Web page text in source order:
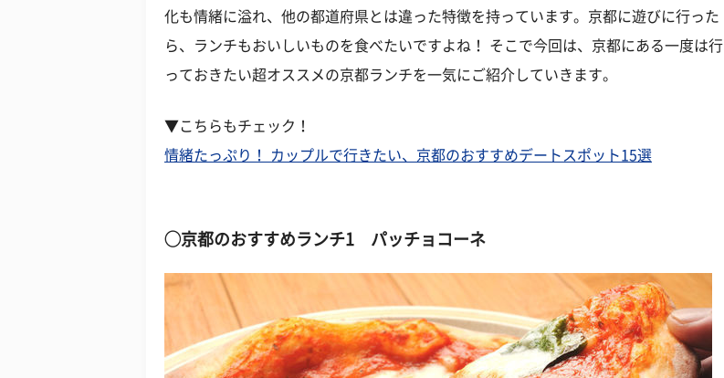
化も情緒に溢れ、他の都道府県とは違った特徴を持っています。京都に遊びに行った
ら、ランチもおいしいものを食べたいですよね！ そこで今回は、京都にある一度は行
っておきたい超オススメの京都ランチを一気にご紹介していきます。
▼こちらもチェック！
情緒たっぷり！ カップルで行きたい、京都のおすすめデートスポット15選
◯京都のおすすめランチ1 パッチョコーネ